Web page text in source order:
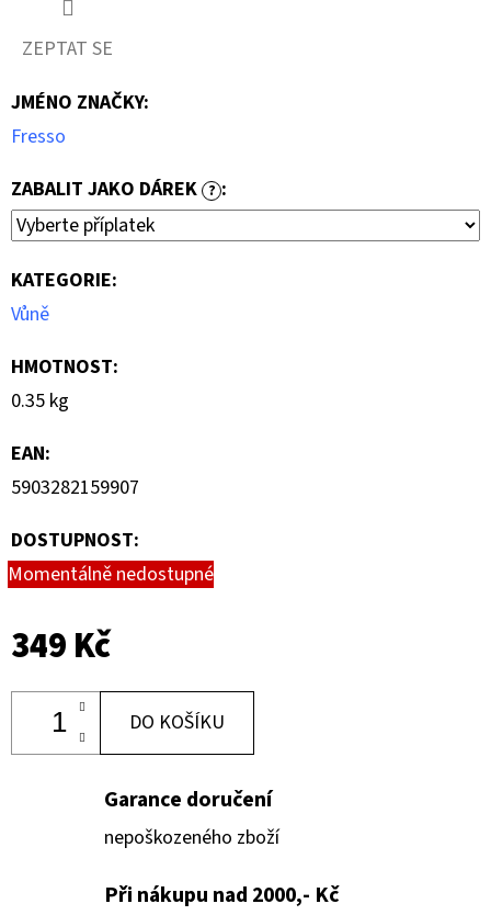
ZEPTAT SE
JMÉNO ZNAČKY:
Fresso
ZABALIT JAKO DÁREK ? :
KATEGORIE:
Vůně
HMOTNOST:
0.35 kg
EAN:
5903282159907
DOSTUPNOST:
Momentálně nedostupné
349 Kč
DO KOŠÍKU
Garance doručení
nepoškozeného zboží
Při nákupu nad 2000,- Kč